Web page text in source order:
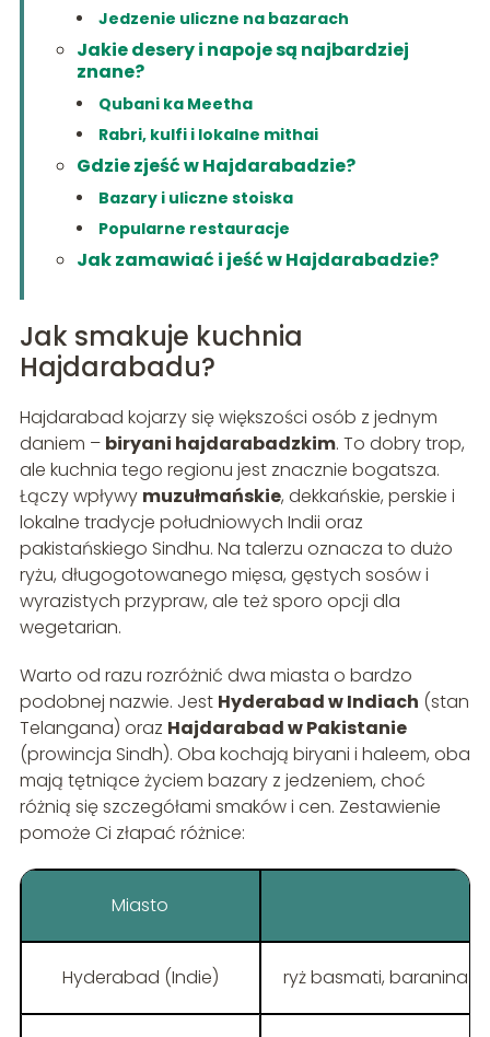
Jedzenie uliczne na bazarach
Jakie desery i napoje są najbardziej
znane?
Qubani ka Meetha
Rabri, kulfi i lokalne mithai
Gdzie zjeść w Hajdarabadzie?
Bazary i uliczne stoiska
Popularne restauracje
Jak zamawiać i jeść w Hajdarabadzie?
Jak smakuje kuchnia
Hajdarabadu?
Hajdarabad kojarzy się większości osób z jednym
daniem – biryani hajdarabadzkim. To dobry trop,
ale kuchnia tego regionu jest znacznie bogatsza.
Łączy wpływy muzułmańskie, dekkańskie, perskie i
lokalne tradycje południowych Indii oraz
pakistańskiego Sindhu. Na talerzu oznacza to dużo
ryżu, długogotowanego mięsa, gęstych sosów i
wyrazistych przypraw, ale też sporo opcji dla
wegetarian.
Warto od razu rozróżnić dwa miasta o bardzo
podobnej nazwie. Jest Hyderabad w Indiach (stan
Telangana) oraz Hajdarabad w Pakistanie
(prowincja Sindh). Oba kochają biryani i haleem, oba
mają tętniące życiem bazary z jedzeniem, choć
różnią się szczegółami smaków i cen. Zestawienie
pomoże Ci złapać różnice:
Miasto
Hyderabad (Indie) ryż basmati, baranina/